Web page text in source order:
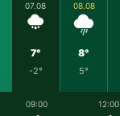
07.08
7°
-2°
08.08
8°
5°
09:00 12:00